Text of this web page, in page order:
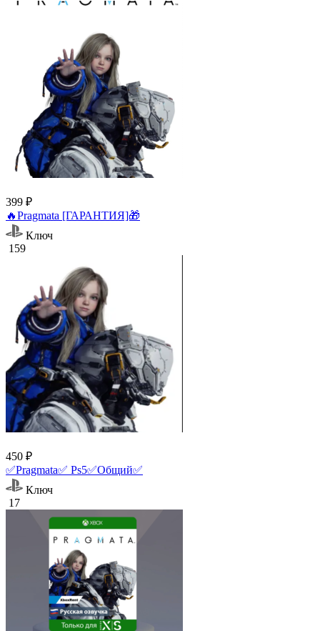
399 ₽
🔥Pragmata [ГАРАНТИЯ]🎁
Ключ
159
450 ₽
✅Pragmata✅ Ps5✅Общий✅
Ключ
17